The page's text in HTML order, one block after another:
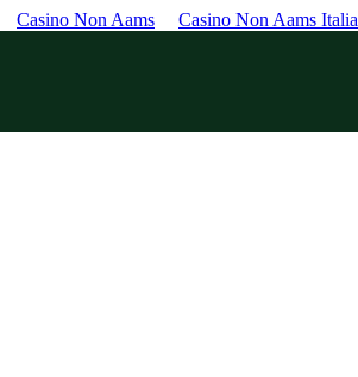
Casino Non Aams Casino Non Aams Italia